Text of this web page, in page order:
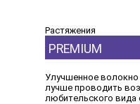
Растяжения
PREMIUM
Улучшенное волокно
лучше проводить
любительского вида